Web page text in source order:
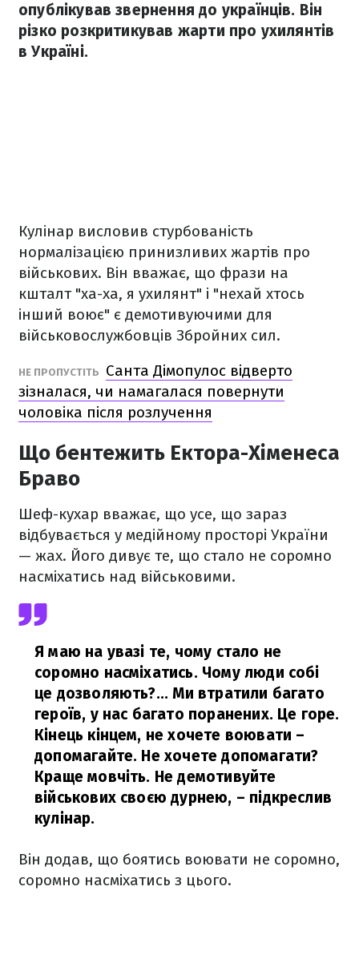
опублікував звернення до українців. Він
різко розкритикував жарти про ухилянтів
в Україні.
Кулінар висловив стурбованість
нормалізацією принизливих жартів про
військових. Він вважає, що фрази на
кшталт "ха-ха, я ухилянт" і "нехай хтось
інший воює" є демотивуючими для
військовослужбовців Збройних сил.
НЕ ПРОПУСТІТЬ
Санта Дімопулос відверто
зізналася, чи намагалася повернути
чоловіка після розлучення
Що бентежить Ектора-Хіменеса
Браво
Шеф-кухар вважає, що усе, що зараз
відбувається у медійному просторі України
— жах. Його дивує те, що стало не соромно
насміхатись над військовими.
Я маю на увазі те, чому стало не
соромно насміхатись. Чому люди собі
це дозволяють?... Ми втратили багато
героїв, у нас багато поранених. Це горе.
Кінець кінцем, не хочете воювати –
допомагайте. Не хочете допомагати?
Краще мовчіть. Не демотивуйте
військових своєю дурнею, – підкреслив
кулінар.
Він додав, що боятись воювати не соромно,
соромно насміхатись з цього.